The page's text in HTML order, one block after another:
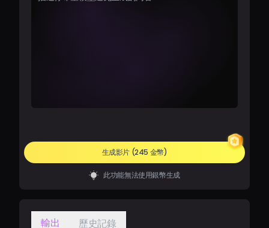
生成影片 (245 金幣)
此功能無法使用銀幣生成
輸出 歷史記錄